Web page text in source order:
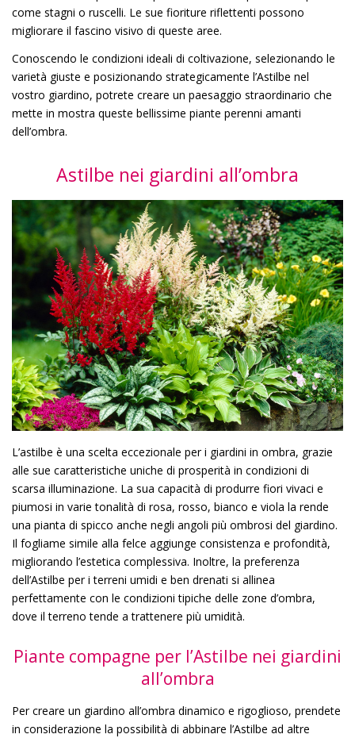
come stagni o ruscelli. Le sue fioriture riflettenti possono
migliorare il fascino visivo di queste aree.
Conoscendo le condizioni ideali di coltivazione, selezionando le
varietà giuste e posizionando strategicamente l’Astilbe nel
vostro giardino, potrete creare un paesaggio straordinario che
mette in mostra queste bellissime piante perenni amanti
dell’ombra.
Astilbe nei giardini all’ombra
L’astilbe è una scelta eccezionale per i giardini in ombra, grazie
alle sue caratteristiche uniche di prosperità in condizioni di
scarsa illuminazione. La sua capacità di produrre fiori vivaci e
piumosi in varie tonalità di rosa, rosso, bianco e viola la rende
una pianta di spicco anche negli angoli più ombrosi del giardino.
Il fogliame simile alla felce aggiunge consistenza e profondità,
migliorando l’estetica complessiva. Inoltre, la preferenza
dell’Astilbe per i terreni umidi e ben drenati si allinea
perfettamente con le condizioni tipiche delle zone d’ombra,
dove il terreno tende a trattenere più umidità.
Piante compagne per l’Astilbe nei giardini
all’ombra
Per creare un giardino all’ombra dinamico e rigoglioso, prendete
in considerazione la possibilità di abbinare l’Astilbe ad altre